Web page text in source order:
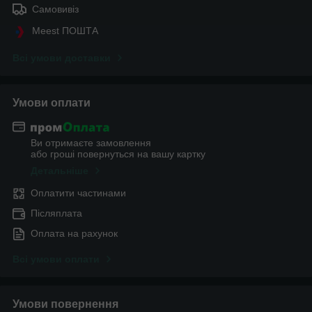
Самовивіз
Meest ПОШТА
Умови оплати
Ви отримаєте замовлення
або гроші повернуться на вашу картку
Оплатити частинами
Післяплата
Оплата на рахунок
Умови повернення